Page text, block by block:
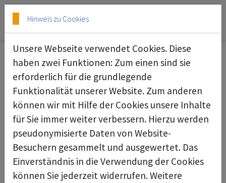
Skip to main content
Skip to page footer
Unterdruckhaltegerät deconta green
dec G500
Hinweis zu Cookies
Unsere Webseite verwendet Cookies. Diese
haben zwei Funktionen: Zum einen sind sie
erforderlich für die grundlegende
Funktionalität unserer Website. Zum anderen
können wir mit Hilfe der Cookies unsere Inhalte
für Sie immer weiter verbessern. Hierzu werden
pseudonymisierte Daten von Website-
Besuchern gesammelt und ausgewertet. Das
Einverständnis in die Verwendung der Cookies
können Sie jederzeit widerrufen. Weitere